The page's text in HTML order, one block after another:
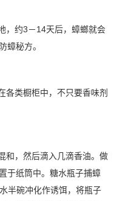
，约3－14天后，蟑螂就会
蟑秘方。
各类橱柜中，不只要香味剂
和，然后滴入几滴香油。做
于纸筒中。糖水瓶子捕蟑
半碗冲化作诱饵，将瓶子